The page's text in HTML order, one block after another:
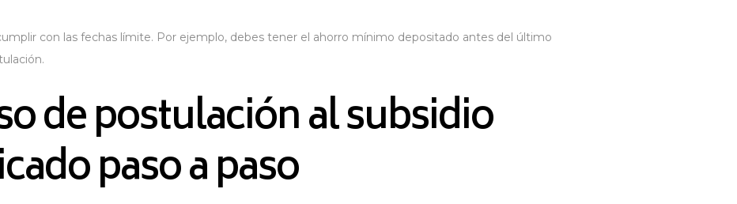
con las fechas límite. Por ejemplo, debes tener el ahorro mínimo depositado antes del último
de postulación al subsidio
paso a paso